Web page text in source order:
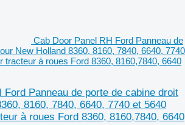
Cab Door Panel RH Ford Panneau de
New Holland 8360, 8160, 7840, 6640, 7740
tracteur à roues Ford 8360, 8160,7840, 6640
Ford Panneau de porte de cabine droit
8160, 7840, 6640, 7740 et 5640
à roues Ford 8360, 8160,7840, 6640